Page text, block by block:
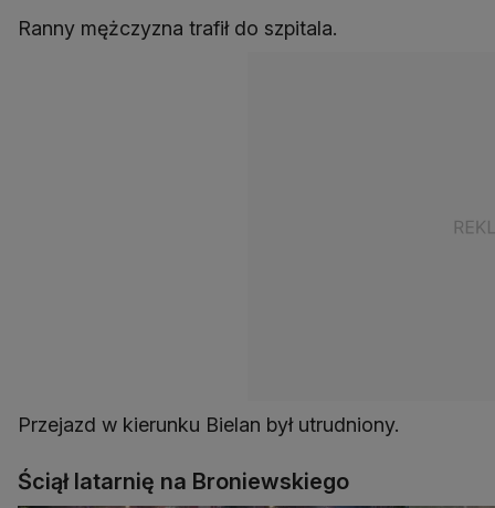
Ranny mężczyzna trafił do szpitala.
Przejazd w kierunku Bielan był utrudniony.
Ściął latarnię na Broniewskiego